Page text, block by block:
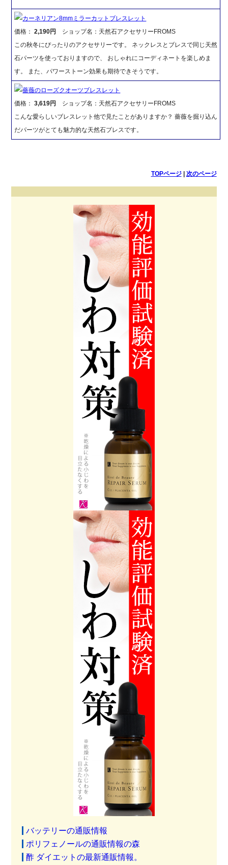
カーネリアン8mmミラーカットブレスレット
価格：2,190円
ショップ名：天然石アクセサリーFROMS
この秋冬にぴったりのアクセサリーです。 ネックレスとブレスで同じ天然
石パーツを使っておりますので、 おしゃれにコーディネートを楽しめま
す。 また、パワーストーン効果も期待できそうです。
薔薇のローズクオーツブレスレット
価格：3,619円
ショップ名：天然石アクセサリーFROMS
こんな愛らしいブレスレット他で見たことがありますか？ 薔薇を掘り込ん
だパーツがとても魅力的な天然石ブレスです。
TOPページ| 次のページ
バッテリーの通販情報
ポリフェノールの通販情報の森
酢 ダイエットの最新通販情報。